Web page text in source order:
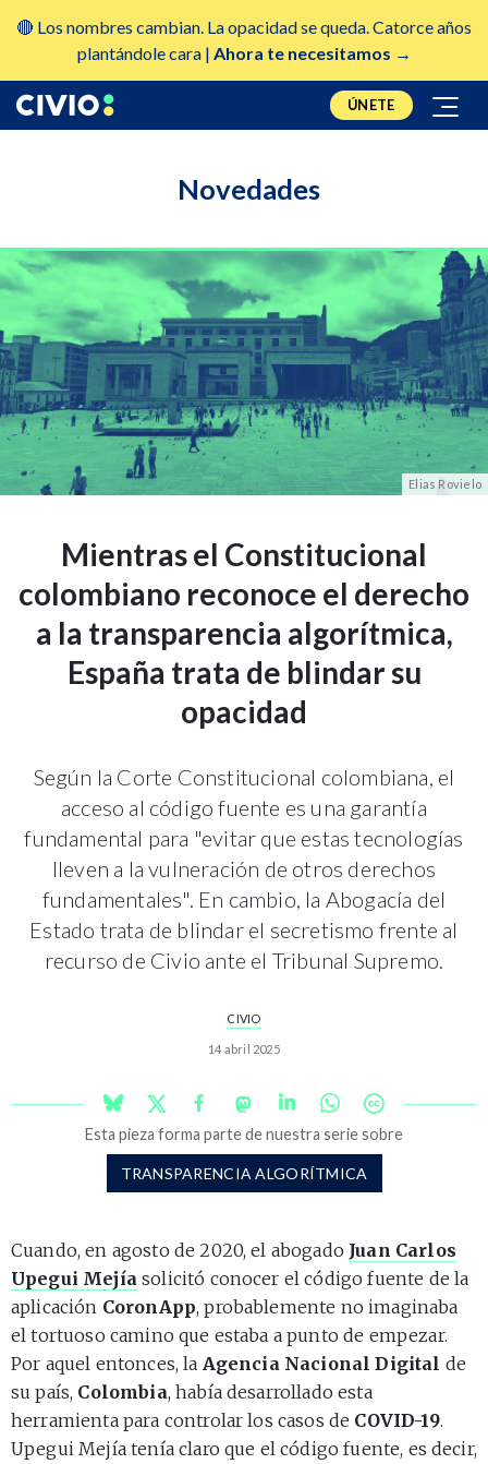
🔴 Los nombres cambian. La opacidad se queda. Catorce años
plantándole cara | Ahora te necesitamos →
ÚNETE
Novedades
Elias Rovielo
Mientras el Constitucional
colombiano reconoce el derecho
a la transparencia algorítmica,
España trata de blindar su
opacidad
Según la Corte Constitucional colombiana, el
acceso al código fuente es una garantía
fundamental para "evitar que estas tecnologías
lleven a la vulneración de otros derechos
fundamentales". En cambio, la Abogacía del
Estado trata de blindar el secretismo frente al
recurso de Civio ante el Tribunal Supremo.
CIVIO
14 abril 2025
Esta pieza forma parte de nuestra serie sobre
TRANSPARENCIA ALGORÍTMICA
Cuando, en agosto de 2020, el abogado Juan Carlos
Upegui Mejía solicitó conocer el código fuente de la
aplicación CoronApp, probablemente no imaginaba
el tortuoso camino que estaba a punto de empezar.
Por aquel entonces, la Agencia Nacional Digital de
su país, Colombia, había desarrollado esta
herramienta para controlar los casos de COVID-19.
Upegui Mejía tenía claro que el código fuente, es decir,